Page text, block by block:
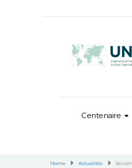
Centenaire
Home Actualités